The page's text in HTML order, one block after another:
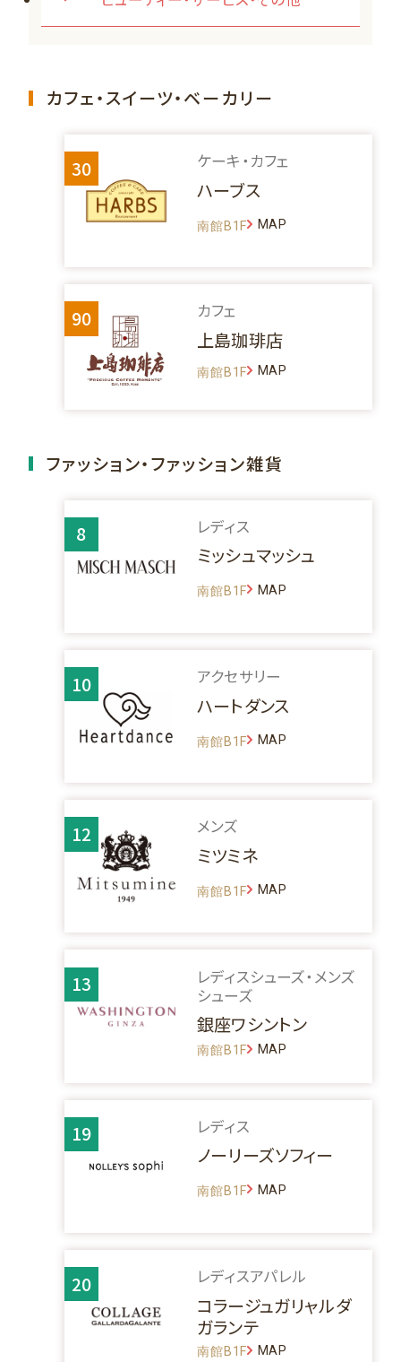
カフェ・スイーツ・ベーカリー
30 ケーキ・カフェ
ハーブス
南館B1F MAP
90 カフェ
上島珈琲店
南館B1F MAP
ファッション・ファッション雑貨
8 レディス
ミッシュマッシュ
南館B1F MAP
10 アクセサリー
ハートダンス
南館B1F MAP
12 メンズ
ミツミネ
南館B1F MAP
13
レディスシューズ・メンズ
シューズ
銀座ワシントン
南館B1F MAP
19 レディス
ノーリーズソフィー
南館B1F MAP
20 レディスアパレル
コラージュガリャルダ
ガランテ
南館B1F MAP